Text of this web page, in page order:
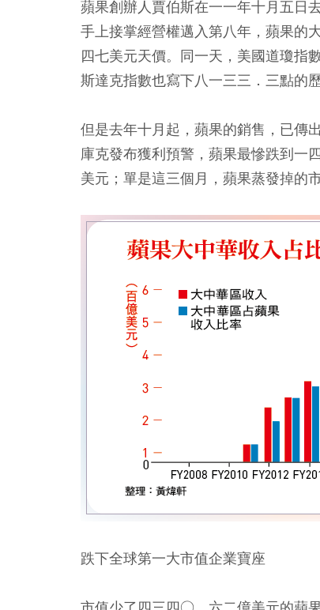
蘋果創辦人賈伯斯在一一年十月五日
手上接掌經營權邁入第八年，蘋果的
四七美元天價。同一天，美國道瓊指
斯達克指數也寫下八一三三．三點的歷
但是去年十月起，蘋果的銷售，已傳
庫克發布獲利預警，蘋果最慘跌到一
美元；單是這三個月，蘋果蒸發掉的
跌下全球第一大市值企業寶座